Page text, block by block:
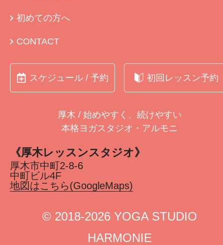
初めての方へ
CONTACT
スケジュール / 予約 初回レッスン予約
厚木 / 始めやすく、続けやすい
本格ヨガスタジオ・アルモニ
《厚木レッスンスタジオ》
厚木市中町2-8-6
中町ビル4F
地図はこちら(GoogleMaps)
©︎ 2018-2026 YOGA STUDIO
HARMONIE